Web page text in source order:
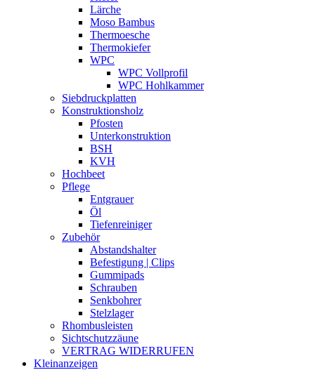
Lärche
Moso Bambus
Thermoesche
Thermokiefer
WPC
WPC Vollprofil
WPC Hohlkammer
Siebdruckplatten
Konstruktionsholz
Pfosten
Unterkonstruktion
BSH
KVH
Hochbeet
Pflege
Entgrauer
Öl
Tiefenreiniger
Zubehör
Abstandshalter
Befestigung | Clips
Gummipads
Schrauben
Senkbohrer
Stelzlager
Rhombusleisten
Sichtschutzzäune
VERTRAG WIDERRUFEN
Kleinanzeigen